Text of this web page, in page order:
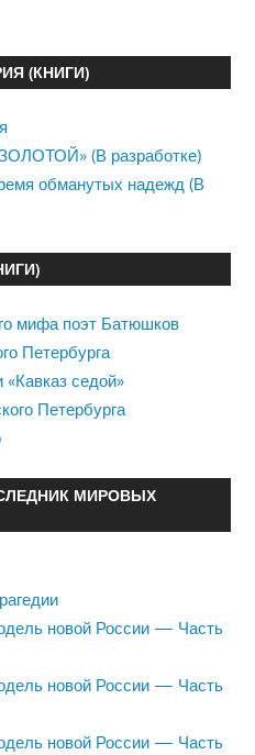
(КНИГИ)
(В разработке)
обманутых надежд (В
мифа поэт Батюшков
Петербурга
седой»
Петербурга
МИРОВЫХ
новой России — Часть
новой России — Часть
новой России — Часть